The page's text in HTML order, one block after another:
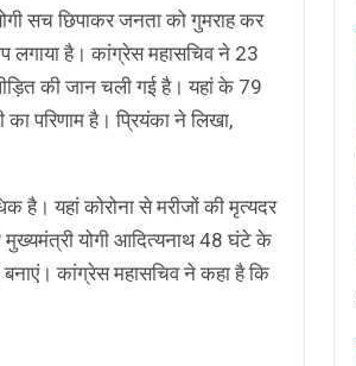
सच छिपाकर जनता को गुमराह कर
है। कांग्रेस महासचिव ने 23
की जान चली गई है। यहां के 79
परिणाम है। प्रियंका ने लिखा,
है। यहां कोरोना से मरीजों की मृत्यदर
योगी आदित्यनाथ 48 घंटे के
बनाएं। कांग्रेस महासचिव ने कहा है कि